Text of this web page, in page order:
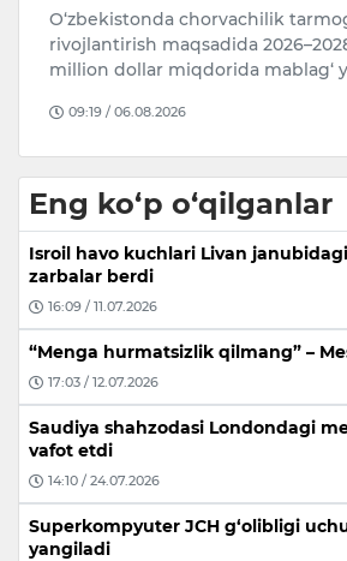
7 AVGUSTGA OB-HAVO
dan 7 avgust soat 20 gacha
Eng ko‘p o‘qilganlar
Isroil havo kuchlari Livan
zarbalar berdi
16:09 / 11.07.2026
“Menga hurmatsizlik qilmang” –
17:03 / 12.07.2026
Saudiya shahzodasi Londondagi
vafot etdi
14:10 / 24.07.2026
Superkompyuter JCH g‘olibligi
yangiladi